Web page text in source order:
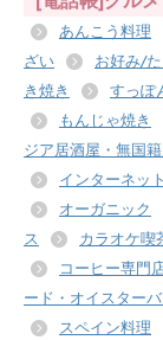
あんこう料理
ざい
お好み/
き焼き
すっぽ
もんじゃ焼き
ジア居酒屋・無国
インターネッ
オーガニック
ス
カラオケ喫
コーヒー専門
ード・オイスター
スペイン料理